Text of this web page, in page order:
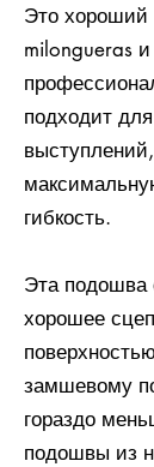
Это
milongueras
подходит
гибкость.
Эта подошва
хорошее
замшевому
гораздо
подошвы из